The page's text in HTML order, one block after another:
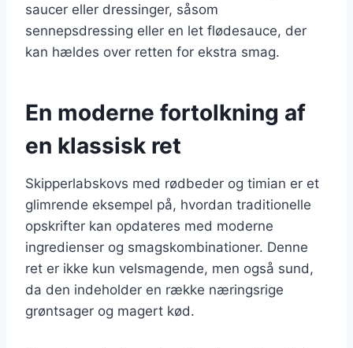
saucer eller dressinger, såsom
sennepsdressing eller en let flødesauce, der
kan hældes over retten for ekstra smag.
En moderne fortolkning af
en klassisk ret
Skipperlabskovs med rødbeder og timian er et
glimrende eksempel på, hvordan traditionelle
opskrifter kan opdateres med moderne
ingredienser og smagskombinationer. Denne
ret er ikke kun velsmagende, men også sund,
da den indeholder en række næringsrige
grøntsager og magert kød.